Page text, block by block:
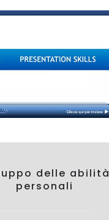
delle abilità
personali